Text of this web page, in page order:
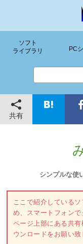
ソフト
ライブラリ
PC
共有
シンプルな使
ここで紹介している
め、スマートフォンで
ページ上部にある共
ウンロードをお願い致